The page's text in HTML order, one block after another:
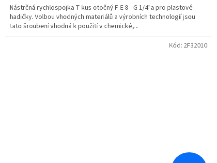
Nástrčná rychlospojka T-kus otočný F-E 8 - G 1/4"a pro plastové
hadičky. Volbou vhodných materiálů a výrobních technologií jsou
tato šroubení vhodná k použití v chemické,...
Kód: 2F32010